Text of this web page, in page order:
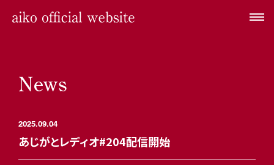
News
2025.09.04
あじがとレディオ#204配信開始